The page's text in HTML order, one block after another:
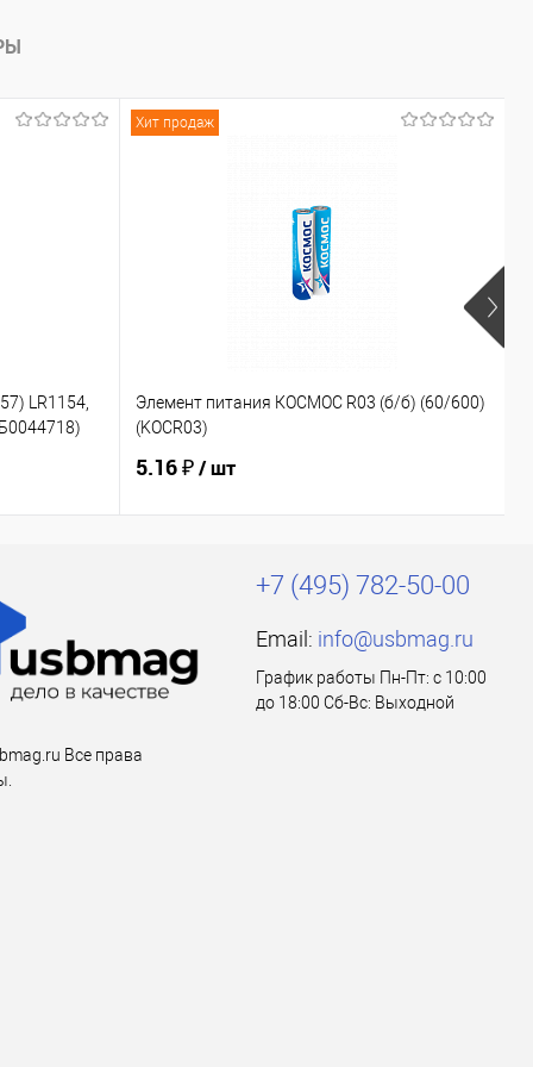
LR1154,
Хит продаж
Элемент питания КОСМОС R03 (б/б) (60/600)
(KOCR03)
5.16 ₽/ шт
Все права
+7 (495) 782-50-00
Email: info@usbmag.ru
График работы Пн-Пт: с 10:00
до 18:00 Сб-Вс: Выходной